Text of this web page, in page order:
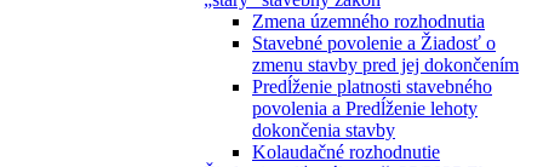
Zmena územného rozhodnutia
Stavebné povolenie a Žiadosť o
zmenu stavby pred jej dokončením
Predĺženie platnosti stavebného
povolenia a Predĺženie lehoty
dokončenia stavby
Kolaudačné rozhodnutie